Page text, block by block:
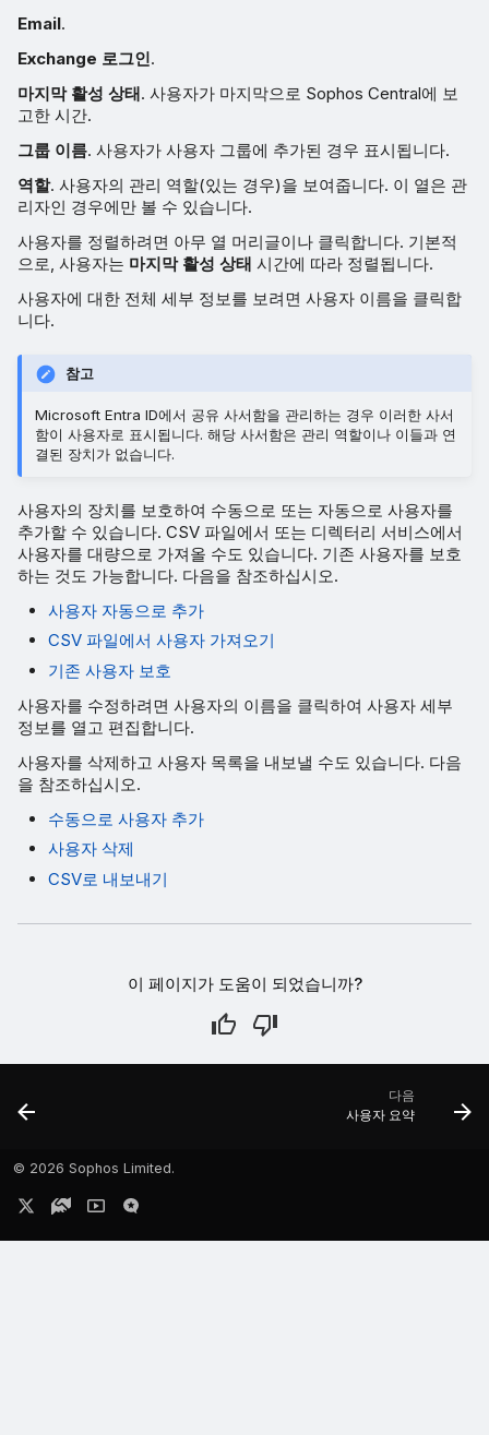
Email.
Exchange 로그인.
마지막 활성 상태. 사용자가 마지막으로 Sophos Central에 보
고한 시간.
그룹 이름. 사용자가 사용자 그룹에 추가된 경우 표시됩니다.
역할. 사용자의 관리 역할(있는 경우)을 보여줍니다. 이 열은 관
리자인 경우에만 볼 수 있습니다.
사용자를 정렬하려면 아무 열 머리글이나 클릭합니다. 기본적
으로, 사용자는 마지막 활성 상태 시간에 따라 정렬됩니다.
사용자에 대한 전체 세부 정보를 보려면 사용자 이름을 클릭합
니다.
참고
Microsoft Entra ID에서 공유 사서함을 관리하는 경우 이러한 사서
함이 사용자로 표시됩니다. 해당 사서함은 관리 역할이나 이들과 연
결된 장치가 없습니다.
사용자의 장치를 보호하여 수동으로 또는 자동으로 사용자를
추가할 수 있습니다. CSV 파일에서 또는 디렉터리 서비스에서
사용자를 대량으로 가져올 수도 있습니다. 기존 사용자를 보호
하는 것도 가능합니다. 다음을 참조하십시오.
사용자 자동으로 추가
CSV 파일에서 사용자 가져오기
기존 사용자 보호
사용자를 수정하려면 사용자의 이름을 클릭하여 사용자 세부
정보를 열고 편집합니다.
사용자를 삭제하고 사용자 목록을 내보낼 수도 있습니다. 다음
을 참조하십시오.
수동으로 사용자 추가
사용자 삭제
CSV로 내보내기
이 페이지가 도움이 되었습니까?
다음
사용자 요약
© 2026 Sophos Limited.